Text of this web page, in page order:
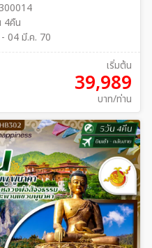
4คืน
04 มี.ค. 70
เริ่มต้น
39,989
บาท/ท่าน